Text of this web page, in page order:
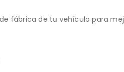
fábrica de tu vehículo para